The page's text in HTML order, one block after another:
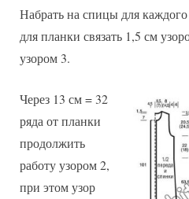
Набрать на спицы для
для планки связать 1,5 см
узором 3.
Через 13 см = 32
ряда от планки
продолжить
работу узором 2,
при этом узор